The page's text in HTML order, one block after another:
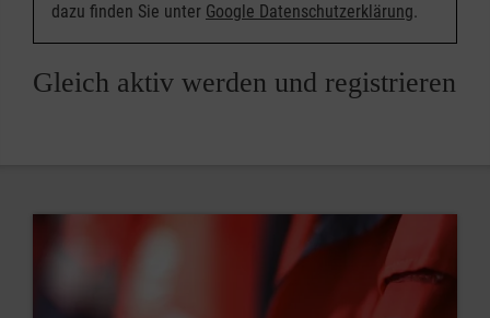
dazu finden Sie unter Google Datenschutzerklärung.
Gleich aktiv werden und registrieren